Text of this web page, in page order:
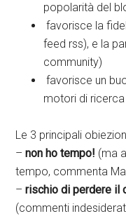
popolarità del
favorisce la
feed rss), e la
community)
favorisce un
motori di ricerca
Le 3 principali
–non ho tempo! (ma
tempo, commenta
–rischio di perdere il
(commenti